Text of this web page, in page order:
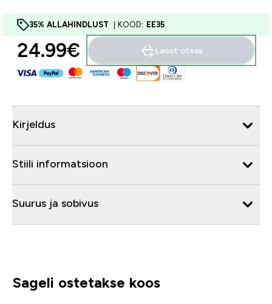
35% ALLAHINDLUST | KOOD: EE35
24.99€‎ Laost otsas
Kirjeldus
Stiili informatsioon
Suurus ja sobivus
Sageli ostetakse koos